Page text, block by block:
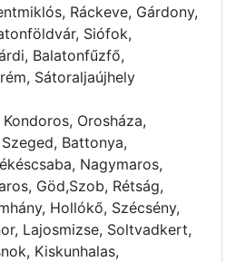
Ráckeve, Gárdony,
Siófok,
Balatonfűzfő,
Sátoraljaújhely
Orosháza,
Battonya,
Nagymaros,
Göd,Szob, Rétság,
Hollókő, Szécsény,
Lajosmizse, Soltvadkert,
Kiskunhalas,